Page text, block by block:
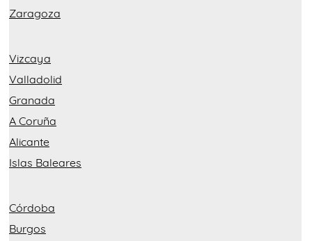
Zaragoza
Vizcaya
Valladolid
Granada
A Coruña
Alicante
Islas Baleares
Córdoba
Burgos